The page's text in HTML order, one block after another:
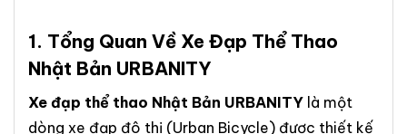
1. Tổng Quan Về Xe Đạp Thể Thao
Nhật Bản URBANITY
Xe đạp thể thao Nhật Bản URBANITY là một
dòng xe đạp đô thị (Urban Bicycle) được thiết kế